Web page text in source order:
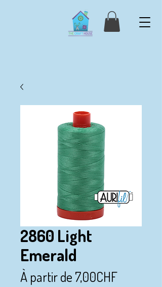
2860 Light
Emerald
À partir de 7,00CHFPrix